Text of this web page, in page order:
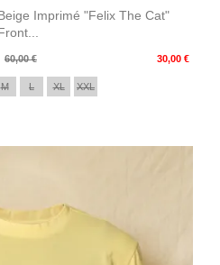
Imprimé "Felix The Cat"
60,00 € 30,00 €
M L XL XXL